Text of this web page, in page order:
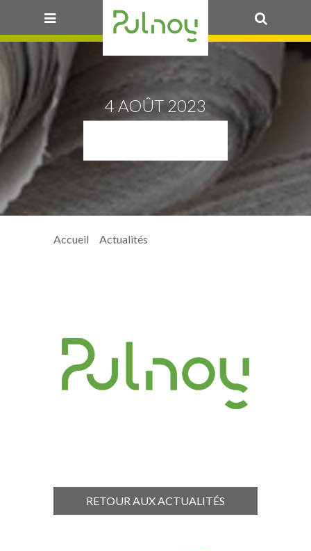
4 AOÛT 2023
Accueil >Actualités
RETOUR AUX ACTUALITÉS